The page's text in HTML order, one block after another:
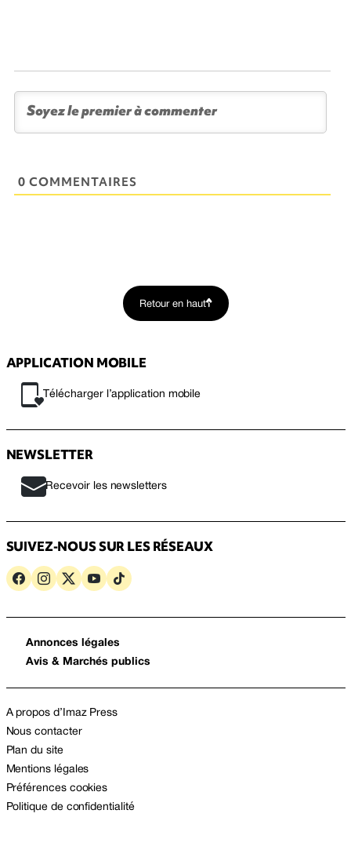
0 COMMENTAIRES
Retour en haut
APPLICATION MOBILE
Télécharger l’application mobile
NEWSLETTER
Recevoir les newsletters
SUIVEZ-NOUS SUR LES RÉSEAUX
Annonces légales
Avis & Marchés publics
A propos d’Imaz Press
Nous contacter
Plan du site
Mentions légales
Préférences cookies
Politique de confidentialité